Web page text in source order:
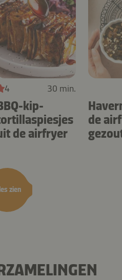
zien
4 30 min.
kip-
de airfryer
de